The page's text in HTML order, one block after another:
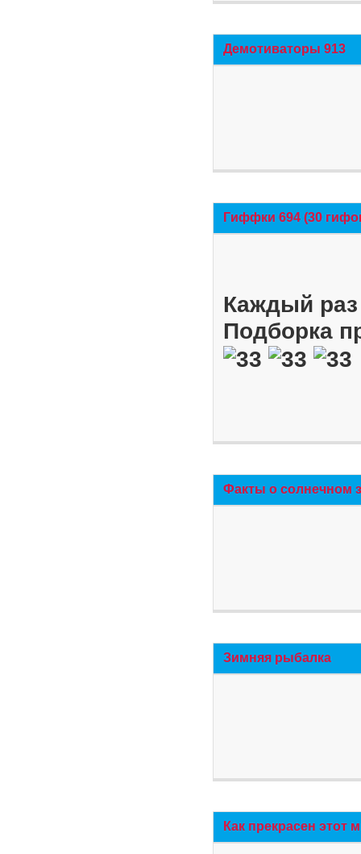
Демотиваторы 913
Гиффки 694 (30
Каждый
Подборка
Факты о солнечном
Зимняя рыбалка
Как прекрасен этот